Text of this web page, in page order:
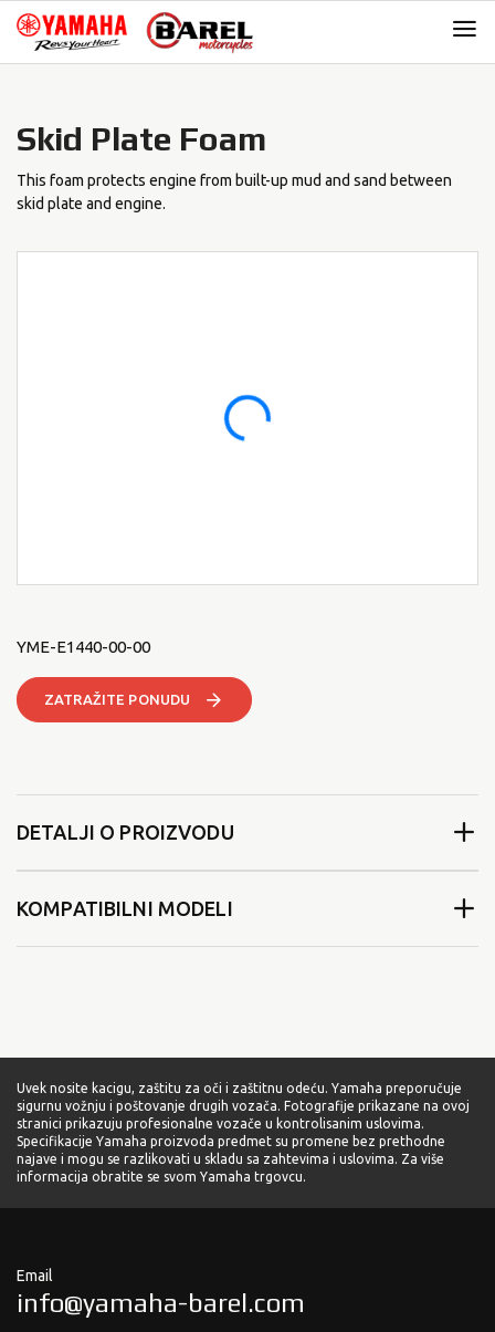
Skip
navigation
Skip
content
Skid Plate Foam
This foam protects engine from built-up mud and sand between
skid plate and engine.
YME-E1440-00-00
ZATRAŽITE PONUDU
DETALJI O PROIZVODU
KOMPATIBILNI MODELI
Uvek nosite kacigu, zaštitu za oči i zaštitnu odeću. Yamaha preporučuje
sigurnu vožnju i poštovanje drugih vozača. Fotografije prikazane na ovoj
stranici prikazuju profesionalne vozače u kontrolisanim uslovima.
Specifikacije Yamaha proizvoda predmet su promene bez prethodne
najave i mogu se razlikovati u skladu sa zahtevima i uslovima. Za više
informacija obratite se svom Yamaha trgovcu.
Email
info@yamaha-barel.com